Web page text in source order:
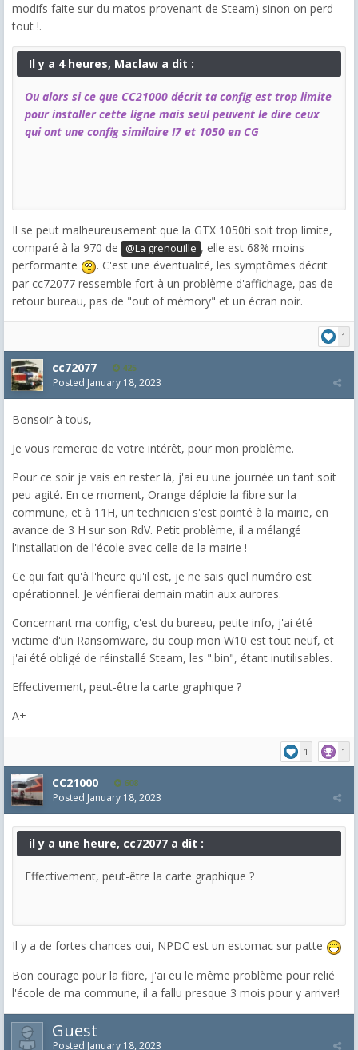
modifs faite sur du matos provenant de Steam) sinon on perd
tout !.
Il y a 4 heures, Maclaw a dit :
Ou alors si ce que CC21000 décrit ta config est trop limite
pour installer cette ligne mais seul peuvent le dire ceux
qui ont une config similaire I7 et 1050 en CG
Il se peut malheureusement que la GTX 1050ti soit trop limite,
comparé à la 970 de
@La grenouille , elle est 68% moins
performante
. C'est une éventualité, les symptômes décrit
par cc72077 ressemble fort à un problème d'affichage, pas de
retour bureau, pas de "out of mémory" et un écran noir.
1
cc72077 425
Posted January 18, 2023
Bonsoir à tous,
Je vous remercie de votre intérêt, pour mon problème.
Pour ce soir je vais en rester là, j'ai eu une journée un tant soit
peu agité. En ce moment, Orange déploie la fibre sur la
commune, et à 11H, un technicien s'est pointé à la mairie, en
avance de 3 H sur son RdV. Petit problème, il a mélangé
l'installation de l'école avec celle de la mairie !
Ce qui fait qu'à l'heure qu'il est, je ne sais quel numéro est
opérationnel. Je vérifierai demain matin aux aurores.
Concernant ma config, c'est du bureau, petite info, j'ai été
victime d'un Ransomware, du coup mon W10 est tout neuf, et
j'ai été obligé de réinstallé Steam, les ".bin", étant inutilisables.
Effectivement, peut-être la carte graphique ?
A+
1 1
CC21000 608
Posted January 18, 2023
il y a une heure, cc72077 a dit :
Effectivement, peut-être la carte graphique ?
Il y a de fortes chances oui, NPDC est un estomac sur patte
Bon courage pour la fibre, j'ai eu le même problème pour relié
l'école de ma commune, il a fallu presque 3 mois pour y arriver!
Guest
Posted January 18, 2023